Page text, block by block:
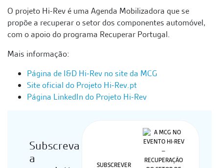
O projeto Hi-Rev é uma Agenda Mobilizadora que se
propõe a recuperar o setor dos componentes automóvel,
com o apoio do programa Recuperar Portugal.
Mais informação:
Página de I&D Hi-Rev no site da MCG
Site oficial do Projeto Hi-Rev.pt
Página LinkedIn do Projeto Hi-Rev
Subscreva
a
SUBSCREVER